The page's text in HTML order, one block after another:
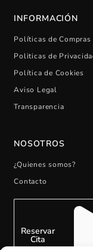
INFORMACIÓN
Políticas de Compras
Politicas de
Política de Cookies
Aviso Legal
Transparencia
NOSOTROS
¿Quienes somos?
Contacto
Reservar
Cita